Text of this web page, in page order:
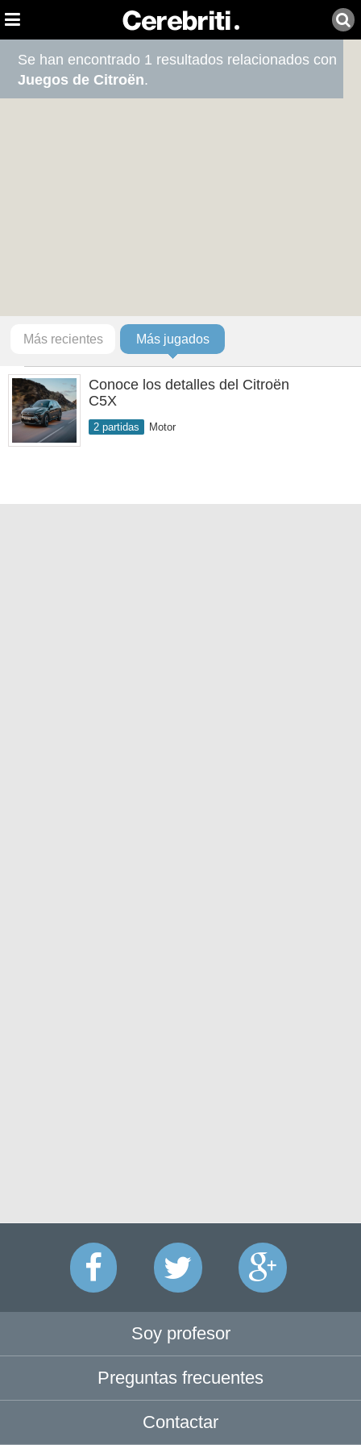
Se han encontrado 1 resultados relacionados con
Juegos de Citroën.
Más recientes Más jugados
Conoce los detalles del Citroën
C5X
2 partidas Motor
Soy profesor
Preguntas frecuentes
Contactar